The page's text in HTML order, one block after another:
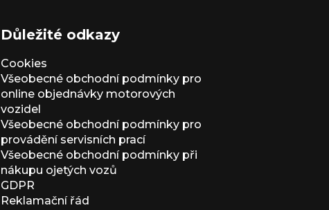
Důležité odkazy
Cookies
Všeobecné obchodní podmínky pro
online objednávky motorových
vozidel
Všeobecné obchodní podmínky pro
provádění servisních prací
Všeobecné obchodní podmínky při
nákupu ojetých vozů
GDPR
Reklamační řád